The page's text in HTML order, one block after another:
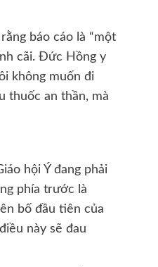
báo cáo là “một
cãi. Đức Hồng y
không muốn đi
thuốc an thần, mà
hội Ý đang phải
phía trước là
bố đầu tiên của
này sẽ đau